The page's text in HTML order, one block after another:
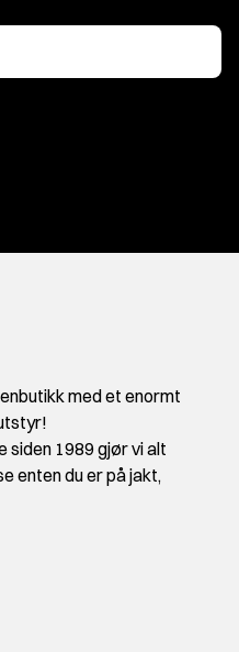
med et enormt
siden 1989 gjør vi alt
enten du er på jakt,